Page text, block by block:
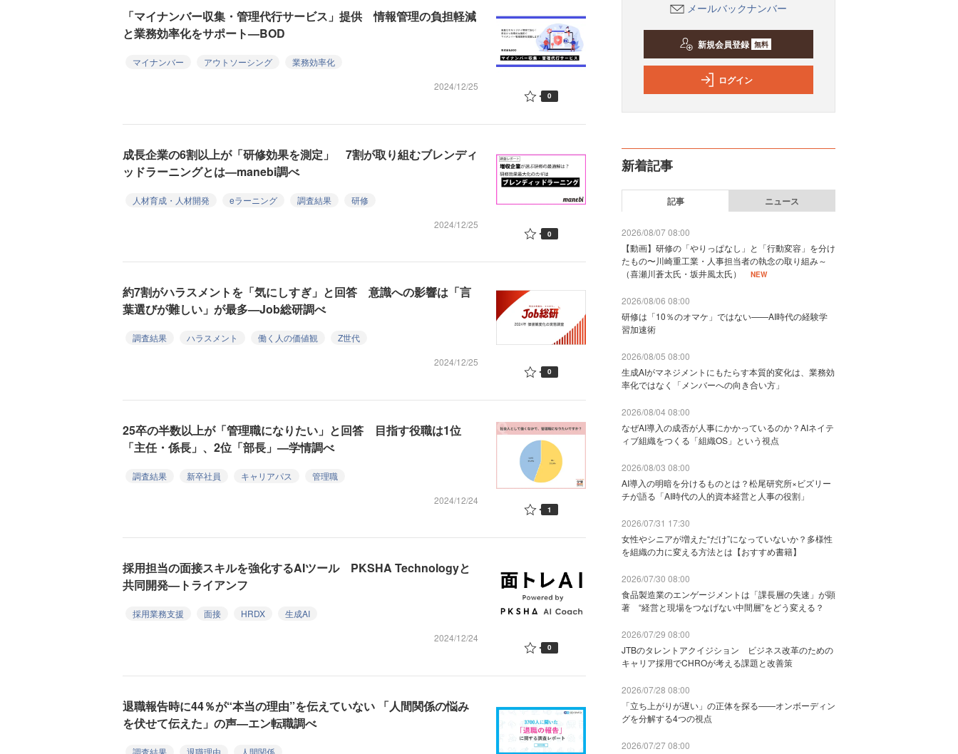
「マイナンバー収集・管理代行サービス」提供 情報管理の負担軽減
と業務効率化をサポート—BOD
マイナンバー アウトソーシング
業務効率化
2024/12/25
0
成長企業の6割以上が「研修効果を測定」 7割が取り組むブレンディ
ッドラーニングとは—manebi調べ
人材育成・人材開発 eラーニング 調査結果
研修
2024/12/25
0
約7割がハラスメントを「気にしすぎ」と回答 意識への影響は「言
葉選びが難しい」が最多—Job総研調べ
調査結果 ハラスメント 働く人の価値観
Z世代
2024/12/25
0
25卒の半数以上が「管理職になりたい」と回答 目指す役職は1位
「主任・係長」、2位「部長」—学情調べ
調査結果 新卒社員 キャリアパス
管理職
2024/12/24
1
採用担当の面接スキルを強化するAIツール PKSHA Technologyと
共同開発—トライアンフ
採用業務支援 面接 HRDX
生成AI
2024/12/24
0
退職報告時に44％が“本当の理由”を伝えていない 「人間関係の悩み
を伏せて伝えた」の声—エン転職調べ
調査結果 退職理由
人間関係
メールバックナンバー
新規会員登録 無料
ログイン
新着記事
記事 ニュース
2026/08/07 08:00
【動画】研修の「やりっぱなし」と「行動変容」を分け
たもの〜川崎重工業・人事担当者の執念の取り組み～
（喜瀬川蒼太氏・坂井風太氏）
NEW
2026/08/06 08:00
研修は「10％のオマケ」ではない——AI時代の経験学
習加速術
2026/08/05 08:00
生成AIがマネジメントにもたらす本質的変化は、業務効
率化ではなく「メンバーへの向き合い方」
2026/08/04 08:00
なぜAI導入の成否が人事にかかっているのか？AIネイテ
ィブ組織をつくる「組織OS」という視点
2026/08/03 08:00
AI導入の明暗を分けるものとは？松尾研究所×ビズリー
チが語る「AI時代の人的資本経営と人事の役割」
2026/07/31 17:30
女性やシニアが増えた“だけ”になっていないか？多様性
を組織の力に変える方法とは【おすすめ書籍】
2026/07/30 08:00
食品製造業のエンゲージメントは「課長層の失速」が顕
著 “経営と現場をつなげない中間層”をどう変える？
2026/07/29 08:00
JTBのタレントアクイジション ビジネス改革のための
キャリア採用でCHROが考える課題と改善策
2026/07/28 08:00
「立ち上がりが遅い」の正体を探る——オンボーディン
グを分解する4つの視点
2026/07/27 08:00